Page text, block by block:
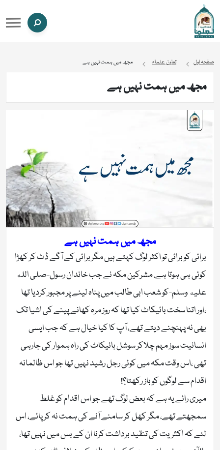
صفحہ اول تعاون علماء مجھ میں ہمت نہیں ہے
مجھ میں ہمت نہیں ہے
مجھ میں ہمت نہیں ہے
برائی کو برائی تو اکثر لوگ کہتے ہیں مگر برائی کے آگے ڈٹ کر کھڑا
کوئی ہی ہوتا ہے. مشرکین مکہ نے جب خاندان رسول-صلی الله
عليه وسلم-کو شعب ابی طالب ميں پناہ لینے پر مجبور کردیا تھا
،اور اتنا سخت بائیکاٹ کیا تھا کہ روز مرہ کھانے پینے کی اشیا تک
بھی نہ پہنچنے دیتے تھے، آپ کا کیا خیال ہے کہ جب ایسی
انسانیت سوز مہم چلاکر سوشل بائیکاٹ کی راہ ہموار کی جارہی
تھی ،اس وقت مکہ میں کوئی رجل رشید نہیں تھا جو اس ظالمانہ
اقدام سے لوگوں کو باز رکھتا؟!
میری رائے یہ ہے کہ بعض لوگ تھے جو اس اقدام کو غلط
سمجھتے تھے، مگر کھل کر سامنے آنے کی ہمت نہ کر پائے، اس
لئے کہ اکثریت کی تنقید برداشت کرنا ان کے بس میں نہیں تھا،